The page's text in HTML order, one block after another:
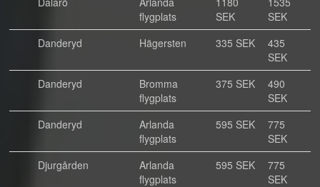
flygplats
SEK
SEK
Danderyd
Hägersten 335 SEK
435
SEK
Danderyd
Bromma
flygplats
375 SEK
490
SEK
Danderyd
Arlanda
flygplats
595 SEK
775
SEK
Djurgården
Arlanda
flygplats
595 SEK
775
SEK